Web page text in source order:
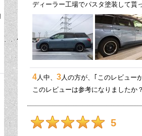
ディーラー工場でパスタ塗装して貰
4人中、 3人の方が、｢このレビュー
このレビューは参考になりましたか？
5